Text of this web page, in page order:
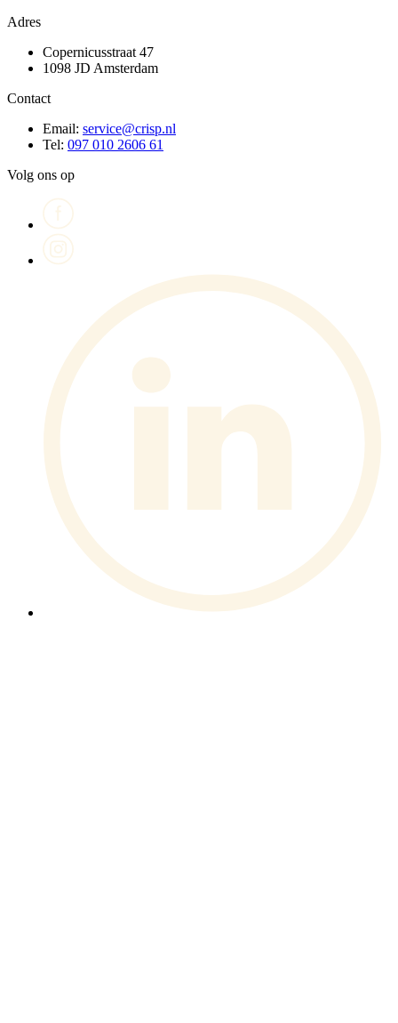
Adres
Copernicusstraat 47
1098 JD Amsterdam
Contact
Email: service@crisp.nl
Tel: 097 010 2606 61
Volg ons op